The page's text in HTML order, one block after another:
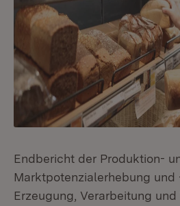
Endbericht der Produktion-
Marktpotenzialerhebung und
Erzeugung, Verarbeitung